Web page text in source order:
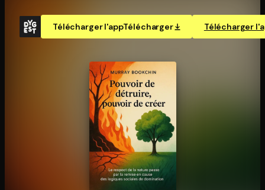
Télécharger l'appTélécharger Télécharger